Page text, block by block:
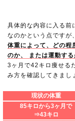
具体的な内容に入る
なのかという点です
体重によって、どの程
のか、 または運動す
3ヶ月で42キロ痩せる
み方を確認してきまし
現状の体重
85キロから3ヶ月で
⇒43キロ